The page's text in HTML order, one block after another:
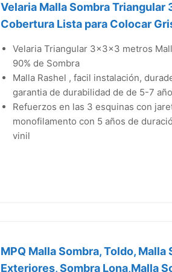
Velaria Malla Sombra Triangular
Cobertura Lista para Colocar
Velaria Triangular 3x3x3 metros
90% de Sombra
Malla Rashel , facil instalación,
garantia de durabilidad de de 5-7
Refuerzos en las 3 esquinas con
monofilamento con 5 años de
vinil
MPQ Malla Sombra, Toldo, Malla
Exteriores, Sombra Lona,Malla